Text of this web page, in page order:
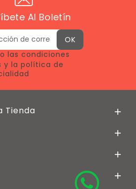
Al Boletín
las condiciones
y la política de
Tienda 


